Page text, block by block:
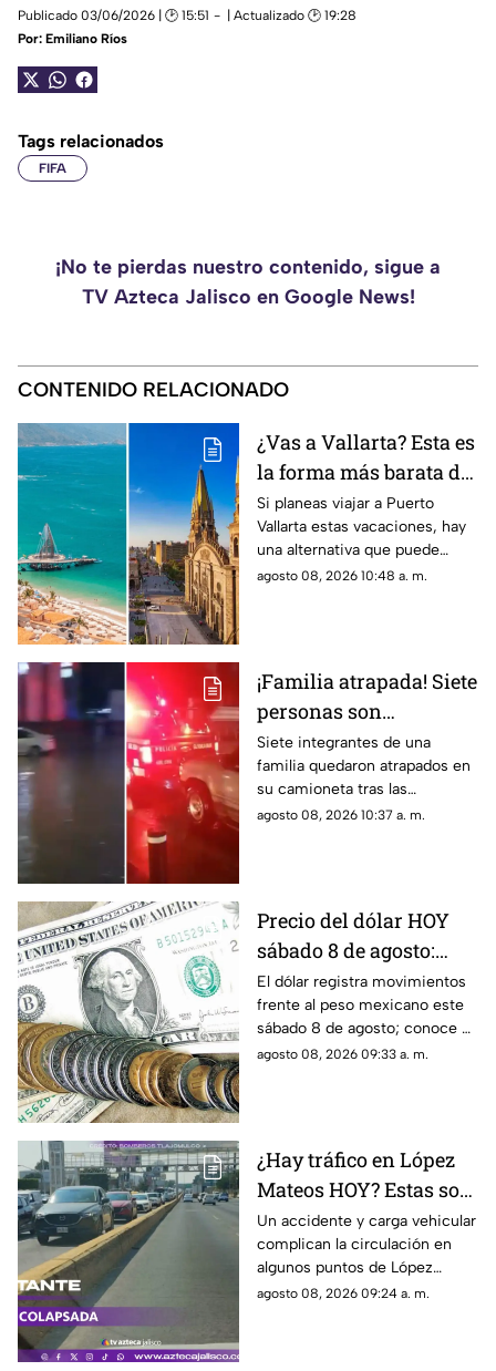
Publicado 03/06/2026 | 🕑 15:51
| Actualizado 🕑 19:28
Por: Emiliano Ríos
Tags relacionados
FIFA
¡No te pierdas nuestro contenido, sigue a
TV Azteca Jalisco en Google News!
CONTENIDO RELACIONADO
¿Vas a Vallarta? Esta es
la forma más barata de
viajar desde
Guadalajara en
vacaciones
Si planeas viajar a Puerto
Vallarta estas vacaciones, hay
una alternativa que puede
ayudarte a ahorrar en casetas,
agosto 08, 2026 10:48 a. m.
¡Familia atrapada! Siete
personas son
rescatadas de una
camioneta tras
inundación en
Guadalajara
Siete integrantes de una
familia quedaron atrapados en
su camioneta tras las
inundaciones en El Manantial;
agosto 08, 2026 10:37 a. m.
Precio del dólar HOY
sábado 8 de agosto:
¿Cuánto vale frente al
peso mexicano?
El dólar registra movimientos
frente al peso mexicano este
sábado 8 de agosto; conoce el
tipo de cambio y cuánto
agosto 08, 2026 09:33 a. m.
¿Hay tráfico en López
Mateos HOY? Estas son
las zonas más
afectadas este sábado
Un accidente y carga vehicular
complican la circulación en
algunos puntos de López
Mateos este sábado. Te
agosto 08, 2026 09:24 a. m.